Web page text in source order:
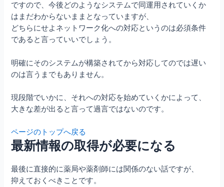
ですので、今後どのようなシステムで同運用されていくか
はまだわからないままとなっていますが、
どちらにせよネットワーク化への対応というのは必須条件
であると言っていいでしょう。
明確にそのシステムが構築されてから対応してのでは遅い
のは言うまでもありません。
現段階でいかに、それへの対応を始めていくかによって、
大きな差が出ると言って過言ではないのです。
ページのトップへ戻る
最新情報の取得が必要になる
最後に直接的に薬局や薬剤師には関係のない話ですが、
抑えておくべきことです。